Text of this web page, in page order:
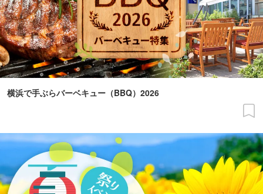
横浜で手ぶらバーベキュー（BBQ）2026